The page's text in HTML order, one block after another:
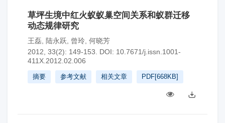
草坪生境中红火蚁蚁巢空间关系和蚁群迁移
动态规律研究
王磊 陆永跃 曾玲 何晓芳
2012, 33(2): 149-153.
DOI: 10.7671/j.issn.1001-
411X.2012.02.006
摘要 参考文献 相关文章 PDF[668KB]